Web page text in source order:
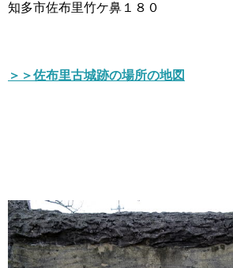
知多市佐布里竹ケ鼻１８０
＞＞佐布里古城跡の場所の地図